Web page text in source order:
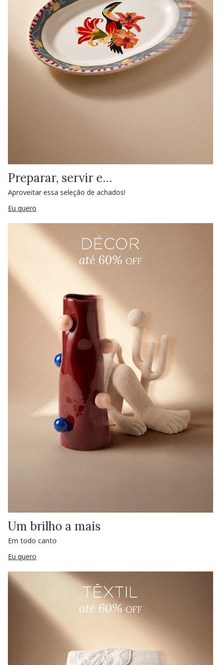
Preparar, servir e…
Aproveitar essa seleção de achados!
Eu quero
Um brilho a mais
Em todo canto
Eu quero